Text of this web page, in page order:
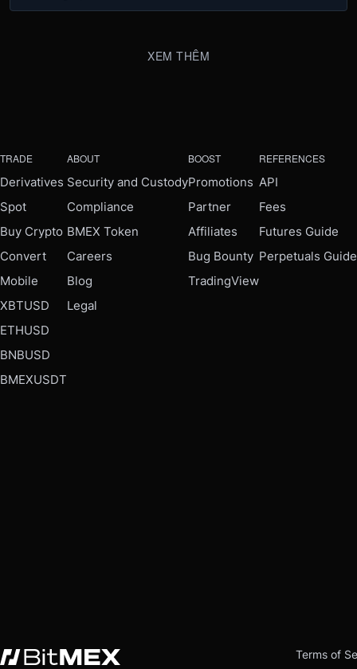
XEM THÊM
TRADE
Derivatives
Spot
Buy Crypto
Convert
Mobile
XBTUSD
ETHUSD
BNBUSD
BMEXUSDT
ABOUT
Security and Custody
Compliance
BMEX Token
Careers
Blog
Legal
BOOST
Promotions
Partner
Affiliates
Bug Bounty
TradingView
REFERENCES
API
Fees
Futures Guide
Perpetuals Guide
Terms of